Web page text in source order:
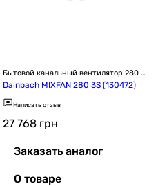
Бытовой канальный вентилятор 280
мм
Dainbach MIXFAN 280 3S (130472)
Написать отзыв
27 768 грн
Заказать аналог
О товаре